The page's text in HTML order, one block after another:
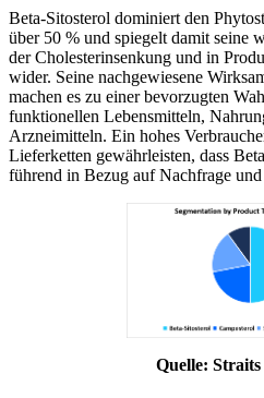
Beta-Sitosterol dominiert den
über 50 % und spiegelt damit seine
der Cholesterinsenkung und in
wider. Seine nachgewiesene
machen es zu einer bevorzugten
funktionellen Lebensmitteln,
Arzneimitteln. Ein hohes
Lieferketten gewährleisten, dass
führend in Bezug auf Nachfrage
Quelle: Straits